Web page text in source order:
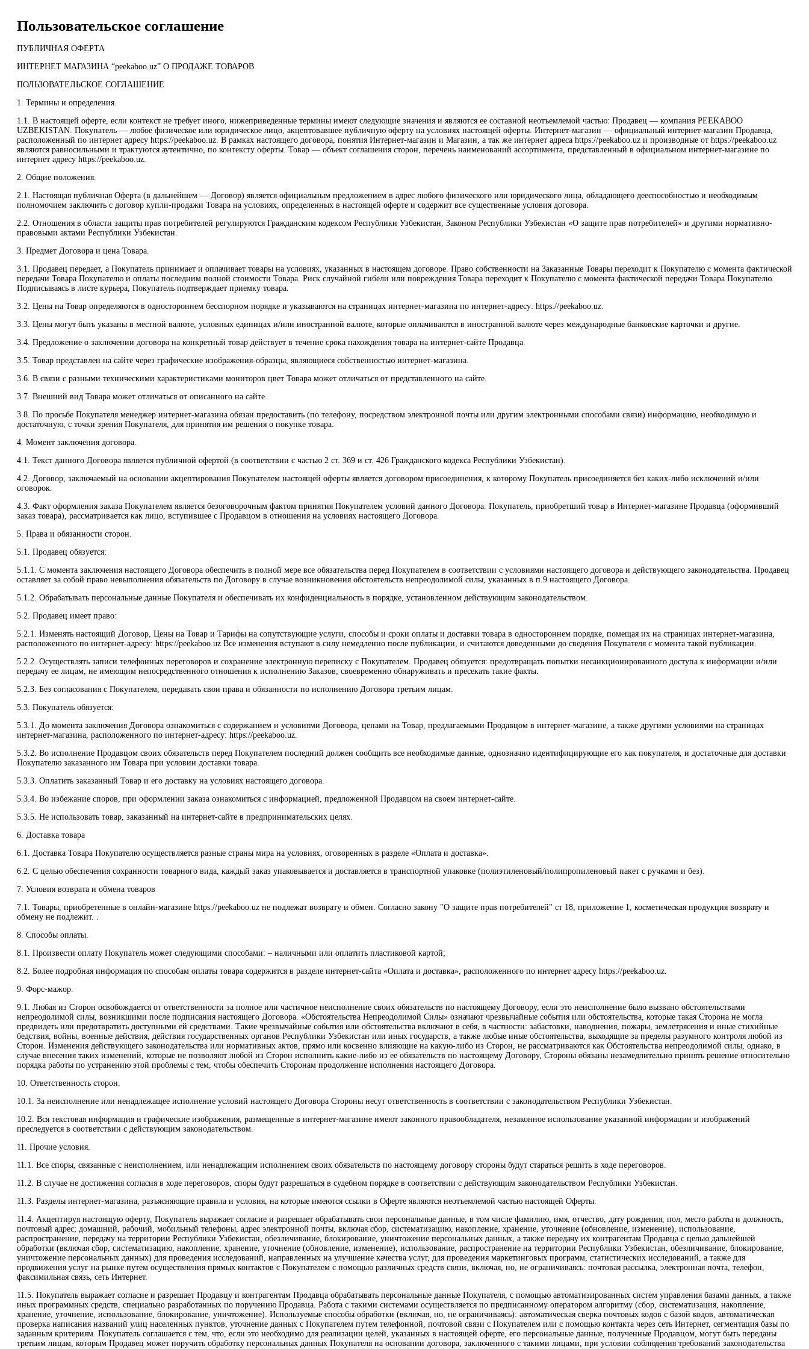
Пользовательское соглашение
ПУБЛИЧНАЯ ОФЕРТА
ИНТЕРНЕТ МАГАЗИНА “peekaboo.uz” О ПРОДАЖЕ ТОВАРОВ
ПОЛЬЗОВАТЕЛЬСКОЕ СОГЛАШЕНИЕ
1. Термины и определения.
1.1. В настоящей оферте, если контекст не требует иного, нижеприведенные термины имеют следующие значения и являются ее составной неотъемлемой частью: Продавец — компания PEEKABOO
UZBEKISTAN. Покупатель — любое физическое или юридическое лицо, акцептовавшее публичную оферту на условиях настоящей оферты. Интернет-магазин — официальный интернет-магазин Продавца,
расположенный по интернет адресу https://peekaboo.uz. В рамках настоящего договора, понятия Интернет-магазин и Магазин, а так же интернет адреса https://peekaboo.uz и производные от https://peekaboo.uz
являются равносильными и трактуются аутентично, по контексту оферты. Товар — объект соглашения сторон, перечень наименований ассортимента, представленный в официальном интернет-магазине по
интернет адресу https://peekaboo.uz.
2. Общие положения.
2.1. Настоящая публичная Оферта (в дальнейшем — Договор) является официальным предложением в адрес любого физического или юридического лица, обладающего дееспособностью и необходимым
полномочием заключить с договор купли-продажи Товара на условиях, определенных в настоящей оферте и содержит все существенные условия договора.
2.2. Отношения в области защиты прав потребителей регулируются Гражданским кодексом Республики Узбекистан, Законом Республики Узбекистан «О защите прав потребителей» и другими нормативно-
правовыми актами Республики Узбекистан.
3. Предмет Договора и цена Товара.
3.1. Продавец передает, а Покупатель принимает и оплачивает товары на условиях, указанных в настоящем договоре. Право собственности на Заказанные Товары переходит к Покупателю с момента фактической
передачи Товара Покупателю и оплаты последним полной стоимости Товара. Риск случайной гибели или повреждения Товара переходит к Покупателю с момента фактической передачи Товара Покупателю.
Подписываясь в листе курьера, Покупатель подтверждает приемку товара.
3.2. Цены на Товар определяются в одностороннем бесспорном порядке и указываются на страницах интернет-магазина по интернет-адресу: https://peekaboo.uz.
3.3. Цены могут быть указаны в местной валюте, условных единицах и/или иностранной валюте, которые оплачиваются в иностранной валюте через международные банковские карточки и другие.
3.4. Предложение о заключении договора на конкретный товар действует в течение срока нахождения товара на интернет-сайте Продавца.
3.5. Товар представлен на сайте через графические изображения-образцы, являющиеся собственностью интернет-магазина.
3.6. В связи с разными техническими характеристиками мониторов цвет Товара может отличаться от представленного на сайте.
3.7. Внешний вид Товара может отличаться от описанного на сайте.
3.8. По просьбе Покупателя менеджер интернет-магазина обязан предоставить (по телефону, посредством электронной почты или другим электронными способами связи) информацию, необходимую и
достаточную, с точки зрения Покупателя, для принятия им решения о покупке товара.
4. Момент заключения договора.
4.1. Текст данного Договора является публичной офертой (в соответствии с частью 2 ст. 369 и ст. 426 Гражданского кодекса Республики Узбекистан).
4.2. Договор, заключаемый на основании акцептирования Покупателем настоящей оферты является договором присоединения, к которому Покупатель присоединяется без каких-либо исключений и/или
оговорок.
4.3. Факт оформления заказа Покупателем является безоговорочным фактом принятия Покупателем условий данного Договора. Покупатель, приобретший товар в Интернет-магазине Продавца (оформивший
заказ товара), рассматривается как лицо, вступившее с Продавцом в отношения на условиях настоящего Договора.
5. Права и обязанности сторон.
5.1. Продавец обязуется:
5.1.1. С момента заключения настоящего Договора обеспечить в полной мере все обязательства перед Покупателем в соответствии с условиями настоящего договора и действующего законодательства. Продавец
оставляет за собой право невыполнения обязательств по Договору в случае возникновения обстоятельств непреодолимой силы, указанных в п.9 настоящего Договора.
5.1.2. Обрабатывать персональные данные Покупателя и обеспечивать их конфиденциальность в порядке, установленном действующим законодательством.
5.2. Продавец имеет право:
5.2.1. Изменять настоящий Договор, Цены на Товар и Тарифы на сопутствующие услуги, способы и сроки оплаты и доставки товара в одностороннем порядке, помещая их на страницах интернет-магазина,
расположенного по интернет-адресу: https://peekaboo.uz Все изменения вступают в силу немедленно после публикации, и считаются доведенными до сведения Покупателя с момента такой публикации.
5.2.2. Осуществлять записи телефонных переговоров и сохранение электронную переписку с Покупателем. Продавец обязуется: предотвращать попытки несанкционированного доступа к информации и/или
передачу ее лицам, не имеющим непосредственного отношения к исполнению Заказов; своевременно обнаруживать и пресекать такие факты.
5.2.3. Без согласования с Покупателем, передавать свои права и обязанности по исполнению Договора третьим лицам.
5.3. Покупатель обязуется:
5.3.1. До момента заключения Договора ознакомиться с содержанием и условиями Договора, ценами на Товар, предлагаемыми Продавцом в интернет-магазине, а также другими условиями на страницах
интернет-магазина, расположенного по интернет-адресу: https://peekaboo.uz.
5.3.2. Во исполнение Продавцом своих обязательств перед Покупателем последний должен сообщить все необходимые данные, однозначно идентифицирующие его как покупателя, и достаточные для доставки
Покупателю заказанного им Товара при условии доставки товара.
5.3.3. Оплатить заказанный Товар и его доставку на условиях настоящего договора.
5.3.4. Во избежание споров, при оформлении заказа ознакомиться с информацией, предложенной Продавцом на своем интернет-сайте.
5.3.5. Не использовать товар, заказанный на интернет-сайте в предпринимательских целях.
6. Доставка товара
6.1. Доставка Товара Покупателю осуществляется разные страны мира на условиях, оговоренных в разделе «Оплата и доставка».
6.2. С целью обеспечения сохранности товарного вида, каждый заказ упаковывается и доставляется в транспортной упаковке (полиэтиленовый/полипропиленовый пакет с ручками и без).
7. Условия возврата и обмена товаров
7.1. Товары, приобретенные в онлайн-магазине https://peekaboo.uz не подлежат возврату и обмен. Согласно закону "О защите прав потребителей" ст 18, приложение 1, косметическая продукция возврату и
обмену не подлежит. .
8. Способы оплаты.
8.1. Произвести оплату Покупатель может следующими способами: – наличными или оплатить пластиковой картой;
8.2. Более подробная информация по способам оплаты товара содержится в разделе интернет-сайта «Оплата и доставка», расположенного по интернет адресу https://peekaboo.uz.
9. Форс-мажор.
9.1. Любая из Сторон освобождается от ответственности за полное или частичное неисполнение своих обязательств по настоящему Договору, если это неисполнение было вызвано обстоятельствами
непреодолимой силы, возникшими после подписания настоящего Договора. «Обстоятельства Непреодолимой Силы» означают чрезвычайные события или обстоятельства, которые такая Сторона не могла
предвидеть или предотвратить доступными ей средствами. Такие чрезвычайные события или обстоятельства включают в себя, в частности: забастовки, наводнения, пожары, землетрясения и иные стихийные
бедствия, войны, военные действия, действия государственных органов Республики Узбекистан или иных государств, а также любые иные обстоятельства, выходящие за пределы разумного контроля любой из
Сторон. Изменения действующего законодательства или нормативных актов, прямо или косвенно влияющие на какую-либо из Сторон, не рассматриваются как Обстоятельства непреодолимой силы, однако, в
случае внесения таких изменений, которые не позволяют любой из Сторон исполнить какие-либо из ее обязательств по настоящему Договору, Стороны обязаны незамедлительно принять решение относительно
порядка работы по устранению этой проблемы с тем, чтобы обеспечить Сторонам продолжение исполнения настоящего Договора.
10. Ответственность сторон.
10.1. За неисполнение или ненадлежащее исполнение условий настоящего Договора Стороны несут ответственность в соответствии с законодательством Республики Узбекистан.
10.2. Вся текстовая информация и графические изображения, размещенные в интернет-магазине имеют законного правообладателя, незаконное использование указанной информации и изображений
преследуется в соответствии с действующим законодательством.
11. Прочие условия.
11.1. Все споры, связанные с неисполнением, или ненадлежащим исполнением своих обязательств по настоящему договору стороны будут стараться решить в ходе переговоров.
11.2. В случае не достижения согласия в ходе переговоров, споры будут разрешаться в судебном порядке в соответствии с действующим законодательством Республики Узбекистан.
11.3. Разделы интернет-магазина, разъясняющие правила и условия, на которые имеются ссылки в Оферте являются неотъемлемой частью настоящей Оферты.
11.4. Акцептируя настоящую оферту, Покупатель выражает согласие и разрешает обрабатывать свои персональные данные, в том числе фамилию, имя, отчество, дату рождения, пол, место работы и должность,
почтовый адрес; домашний, рабочий, мобильный телефоны, адрес электронной почты, включая сбор, систематизацию, накопление, хранение, уточнение (обновление, изменение), использование,
распространение, передачу на территории Республики Узбекистан, обезличивание, блокирование, уничтожение персональных данных, а также передачу их контрагентам Продавца с целью дальнейшей
обработки (включая сбор, систематизацию, накопление, хранение, уточнение (обновление, изменение), использование, распространение на территории Республики Узбекистан, обезличивание, блокирование,
уничтожение персональных данных) для проведения исследований, направленных на улучшение качества услуг, для проведения маркетинговых программ, статистических исследований, а также для
продвижения услуг на рынке путем осуществления прямых контактов с Покупателем с помощью различных средств связи, включая, но, не ограничиваясь: почтовая рассылка, электронная почта, телефон,
факсимильная связь, сеть Интернет.
11.5. Покупатель выражает согласие и разрешает Продавцу и контрагентам Продавца обрабатывать персональные данные Покупателя, с помощью автоматизированных систем управления базами данных, а также
иных программных средств, специально разработанных по поручению Продавца. Работа с такими системами осуществляется по предписанному оператором алгоритму (сбор, систематизация, накопление,
хранение, уточнение, использование, блокирование, уничтожение). Используемые способы обработки (включая, но, не ограничиваясь): автоматическая сверка почтовых кодов с базой кодов, автоматическая
проверка написания названий улиц населенных пунктов, уточнение данных с Покупателем путем телефонной, почтовой связи с Покупателем или с помощью контакта через сеть Интернет, сегментация базы по
заданным критериям. Покупатель соглашается с тем, что, если это необходимо для реализации целей, указанных в настоящей оферте, его персональные данные, полученные Продавцом, могут быть переданы
третьим лицам, которым Продавец может поручить обработку персональных данных Покупателя на основании договора, заключенного с такими лицами, при условии соблюдения требований законодательства